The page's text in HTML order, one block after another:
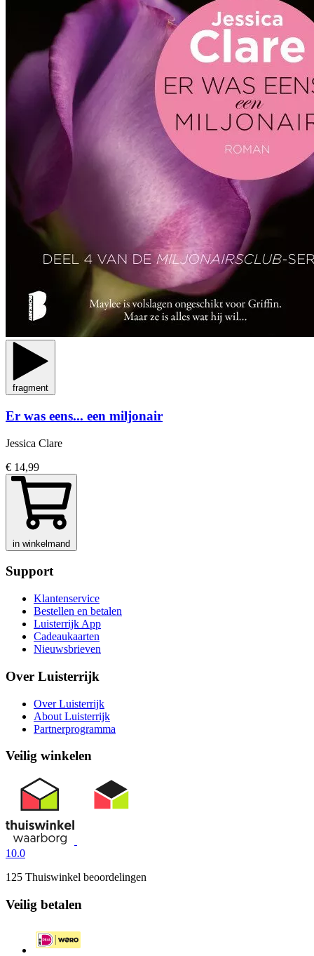
fragment
Er was eens... een miljonair
Jessica Clare
€ 14,99
in winkelmand
Support
Klantenservice
Bestellen en betalen
Luisterrijk App
Cadeaukaarten
Nieuwsbrieven
Over Luisterrijk
Over Luisterrijk
About Luisterrijk
Partnerprogramma
Veilig winkelen
10.0
125 Thuiswinkel beoordelingen
Veilig betalen